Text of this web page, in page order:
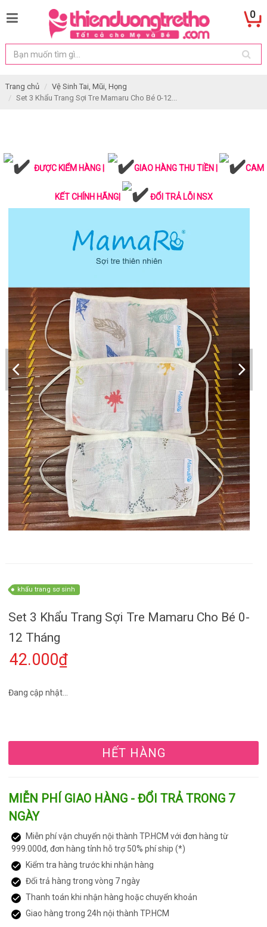
0
Trang chủ
Vệ Sinh Tai, Mũi, Họng
Set 3 Khẩu Trang Sợi Tre Mamaru Cho Bé 0-12...
ĐƯỢC KIỂM HÀNG | GIAO HÀNG THU TIỀN | CAM
KẾT CHÍNH HÃNG| ĐỔI TRẢ LỖI NSX
khẩu trang sơ sinh
Set 3 Khẩu Trang Sợi Tre Mamaru Cho Bé 0-
12 Tháng
42.000₫
Đang cập nhật...
HẾT HÀNG
MIỄN PHÍ GIAO HÀNG - ĐỔI TRẢ TRONG 7
NGÀY
Miễn phí vận chuyển nội thành TP.HCM với đơn hàng từ
999.000đ, đơn hàng tỉnh hỗ trợ 50% phí ship (*)
Kiểm tra hàng trước khi nhận hàng
Đổi trả hàng trong vòng 7 ngày
Thanh toán khi nhận hàng hoặc chuyển khoản
Giao hàng trong 24h nội thành TP.HCM